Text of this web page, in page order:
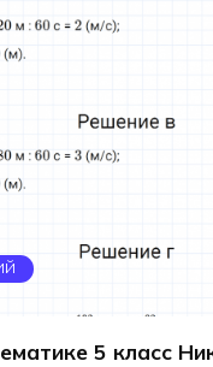
5 класс